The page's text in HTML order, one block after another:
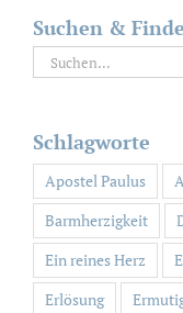
Suchen &
Suche
nach:
Schlagworte
Apostel Paulus
Barmherzigkeit
Ein reines Herz
Erlösung